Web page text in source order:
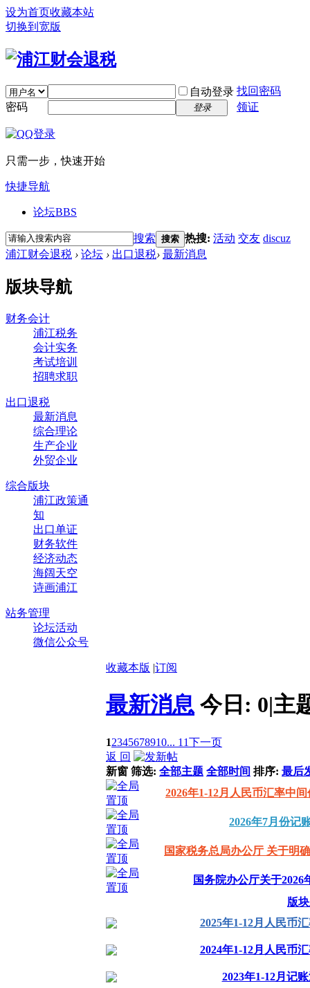
设为首页收藏本站
切换到宽版
自动登录 找回密码
密码
登录 领证
只需一步，快速开始
快捷导航
论坛BBS
搜索 搜索 热搜: 活动 交友 discuz
浦江财会退税 › 论坛 › 出口退税› 最新消息
版块导航
财务会计
浦江税务
会计实务
考试培训
招聘求职
出口退税
最新消息
综合理论
生产企业
外贸企业
综合版块
浦江政策通
知
出口单证
财务软件
经济动态
海阔天空
诗画浦江
站务管理
论坛活动
微信公众号
收藏本版 |订阅
最新消息 今日: 0|主
12345678910... 11下一页
返 回
新窗 筛选: 全部主题 全部时间 排序: 最后
2026年1-12月人民币汇率中
2026年7月份记
国家税务总局办公厅 关于明
国务院办公厅关于
版
2025年1-12月人民币
2024年1-12月人民币
2023年1-12月记